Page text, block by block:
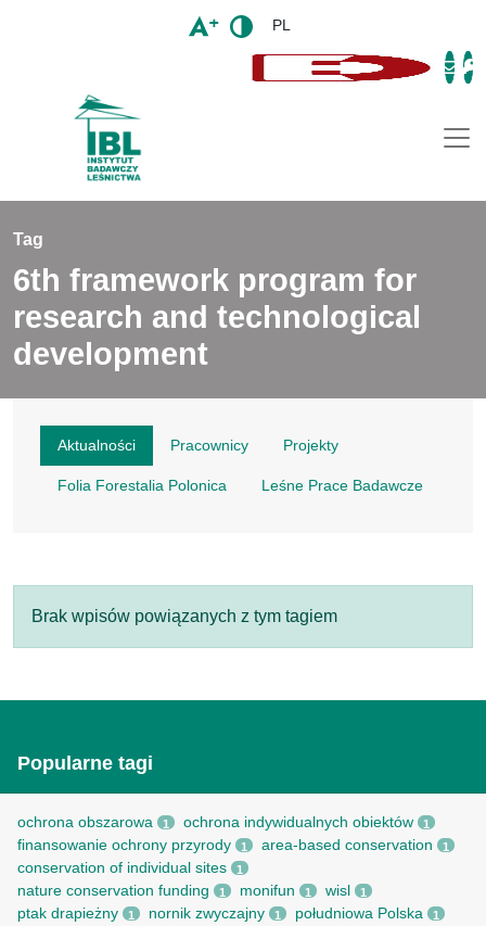
PL
Tag
6th framework program for
research and technological
development
Aktualności Pracownicy Projekty
Folia Forestalia Polonica Leśne Prace Badawcze
Brak wpisów powiązanych z tym tagiem
Popularne tagi
ochrona obszarowa 1 ochrona indywidualnych obiektów 1
finansowanie ochrony przyrody 1 area-based conservation 1
conservation of individual sites 1
nature conservation funding 1 monifun 1 wisl 1
ptak drapieżny 1 nornik zwyczajny 1 południowa Polska 1